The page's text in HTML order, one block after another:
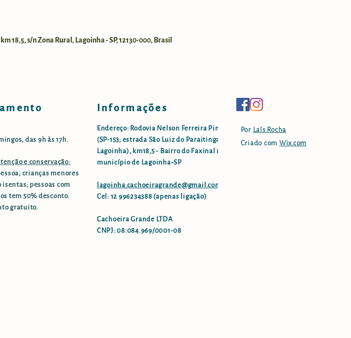
18,5, s/n Zona Rural, Lagoinha - SP, 12130-000, Brasil
das 9h às 17h.
e conservação:
crianças menores
isentas; pessoas com
tem 50% desconto.
gratuito.
Informações
Endereço: Rodovia Nelson Ferreira Pinto
(SP-153; estrada São Luiz do Paraitinga -
Lagoinha), km18,5 - Bairro do Faxinal no
município de Lagoinha-SP
lagoinha.cachoeiragrande@gmail.com
Cel: 12 996234388 (apenas ligação)
Cachoeira Grande LTDA
CNPJ: 08.084.969/0001-08
Por Laís Rocha
Criado com Wix.com